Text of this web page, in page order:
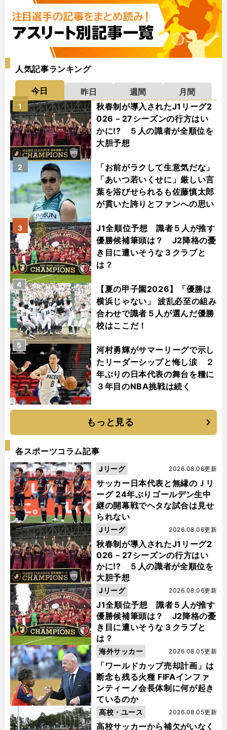
人気記事ランキング
今日 昨日 週間
月間
秋春制が導入されたJ1リーグ2
026－27シーズンの行方はい
かに!? ５人の識者が全順位を
大胆予想
1
「お前がラクして生意気だな」
「あいつ若いくせに」厳しい言
葉を浴びせられるも佐藤慎太郎
が貫いた誇りとファンへの思い
2
J1全順位予想 識者５人が推す
優勝候補筆頭は？ J2降格の憂
き目に遭いそうな３クラブと
は？
3
【夏の甲子園2026】「優勝は
横浜じゃない」 波乱必至の組み
合わせで識者５人が選んだ優勝
校はここだ！
4
河村勇輝がサマーリーグで示し
たリーダーシップと悔し涙 ２
年ぶりの日本代表の舞台を糧に
３年目のNBA挑戦は続く
5
もっと見る
各スポーツコラム記事
サッカー日本代表と無縁のＪリ
ーグ 24年ぶりゴールデン生中
継の開幕戦でヘタな試合は見せ
られない
2026.08.06更新
Jリーグ
秋春制が導入されたJ1リーグ2
026－27シーズンの行方はい
かに!? ５人の識者が全順位を
大胆予想
2026.08.06更新
Jリーグ
J1全順位予想 識者５人が推す
優勝候補筆頭は？ J2降格の憂
き目に遭いそうな３クラブと
は？
2026.08.06更新
Jリーグ
「ワールドカップ売却計画」は
断念も残る火種 FIFAインファ
ンティーノ会長体制に何が起き
ているのか
2026.08.05更新
海外サッカー
高校サッカーから補欠がいなく
2026.08.05更新
高校・ユース